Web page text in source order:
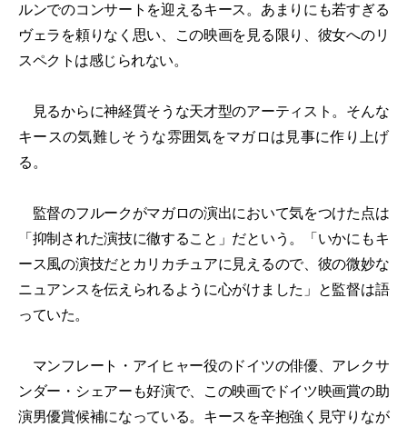
ルンでのコンサートを迎えるキース。あまりにも若すぎる
ヴェラを頼りなく思い、この映画を見る限り、彼女へのリ
スペクトは感じられない。
見るからに神経質そうな天才型のアーティスト。そんな
キースの気難しそうな雰囲気をマガロは見事に作り上げ
る。
監督のフルークがマガロの演出において気をつけた点は
「抑制された演技に徹すること」だという。「いかにもキ
ース風の演技だとカリカチュアに見えるので、彼の微妙な
ニュアンスを伝えられるように心がけました」と監督は語
っていた。
マンフレート・アイヒャー役のドイツの俳優、アレクサ
ンダー・シェアーも好演で、この映画でドイツ映画賞の助
演男優賞候補になっている。キースを辛抱強く見守りなが